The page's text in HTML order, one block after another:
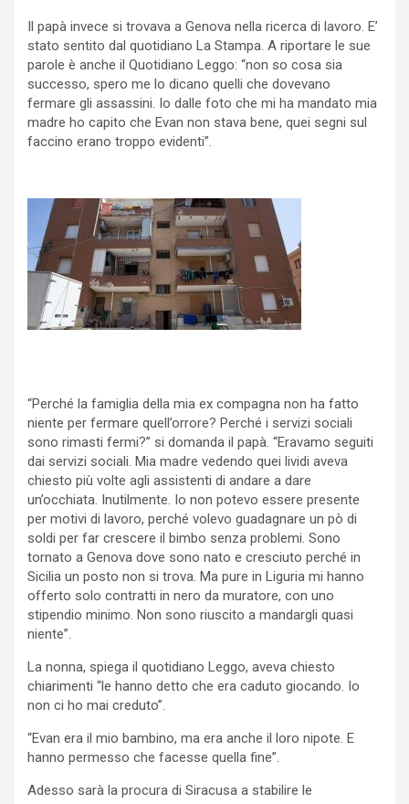
Il papà invece si trovava a Genova nella ricerca di lavoro. E’
stato sentito dal quotidiano La Stampa. A riportare le sue
parole è anche il Quotidiano Leggo: “non so cosa sia
successo, spero me lo dicano quelli che dovevano
fermare gli assassini. Io dalle foto che mi ha mandato mia
madre ho capito che Evan non stava bene, quei segni sul
faccino erano troppo evidenti”.
“Perché la famiglia della mia ex compagna non ha fatto
niente per fermare quell’orrore? Perché i servizi sociali
sono rimasti fermi?” si domanda il papà. “Eravamo seguiti
dai servizi sociali. Mia madre vedendo quei lividi aveva
chiesto più volte agli assistenti di andare a dare
un’occhiata. Inutilmente. Io non potevo essere presente
per motivi di lavoro, perché volevo guadagnare un pò di
soldi per far crescere il bimbo senza problemi. Sono
tornato a Genova dove sono nato e cresciuto perché in
Sicilia un posto non si trova. Ma pure in Liguria mi hanno
offerto solo contratti in nero da muratore, con uno
stipendio minimo. Non sono riuscito a mandargli quasi
niente”.
La nonna, spiega il quotidiano Leggo, aveva chiesto
chiarimenti “le hanno detto che era caduto giocando. Io
non ci ho mai creduto”.
“Evan era il mio bambino, ma era anche il loro nipote. E
hanno permesso che facesse quella fine”.
Adesso sarà la procura di Siracusa a stabilire le